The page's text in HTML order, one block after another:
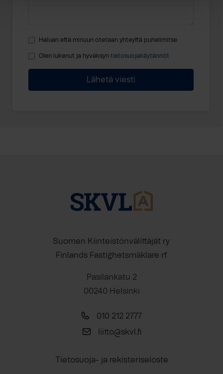
Haluan että minuun otetaan yhteyttä puhelimitse
Olen lukenut ja hyväksyn tietosuojakäytännöt
Suomen Kiinteistönvälittäjät ry
Finlands Fastighetsmäklare rf
Pasilankatu 2
00240 Helsinki
010 212 2777
liitto@skvl.fi
Tietosuoja- ja rekisteriseloste